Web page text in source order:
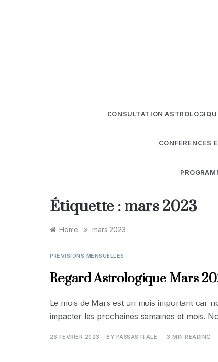
CONSULTATION
CONFÉRENCES
Étiquette : mars 2023
Home » mars 2023
PRÉVISIONS MENSUELLES
Regard Astrologique Mars
Le mois de Mars est un mois important car
impacter les prochaines semaines et mois.
26 FÉVRIER 2023 BY PASSASTRALE 3 MIN READING